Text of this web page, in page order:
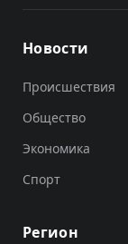
Новости
Происшествия
Общество
Экономика
Спорт
Регион